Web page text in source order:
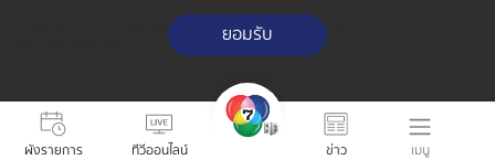
ผังรายการ ทีวีออนไลน์ ข่าว เมนู
Copyright © 2026 Bangkok Broadcasting & T.V. Co.,Ltd.
ยอมรับ